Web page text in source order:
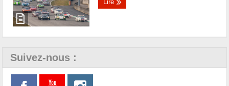
Lire
Suivez-nous :